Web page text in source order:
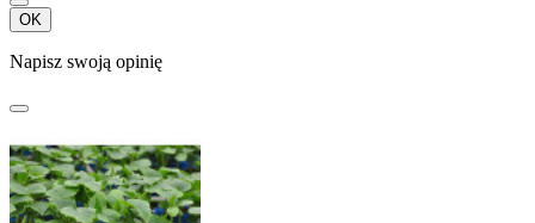
OK
Napisz swoją opinię